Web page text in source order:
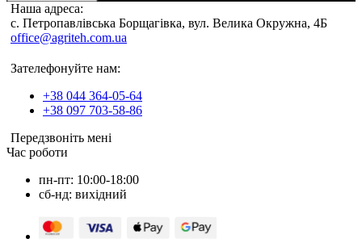
Наша адреса:
c. Петропавлівська Борщагівка, вул. Велика Окружна, 4Б
office@agriteh.com.ua
Зателефонуйте нам:
+38 044 364-05-64
+38 097 703-58-86
Передзвоніть мені
Час роботи
пн-пт: 10:00-18:00
сб-нд: вихідний